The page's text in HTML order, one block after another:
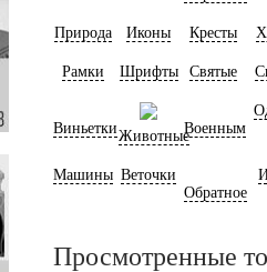
Природа Иконы Кресты
Рамки Шрифты Святые
ВиньеткиЖивотныеВоенным
Машины Веточки
Обратное
Просмотренные